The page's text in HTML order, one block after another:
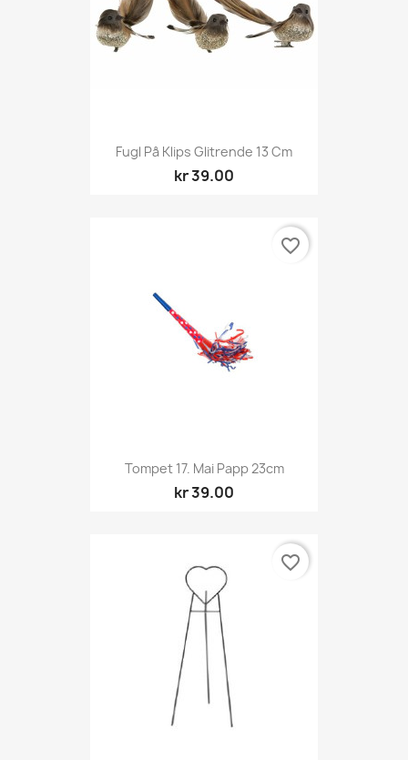
Fugl På Klips Glitrende 13 Cm
kr 39.00
Tompet 17. Mai Papp 23cm
kr 39.00
favorite_border
favorite_border